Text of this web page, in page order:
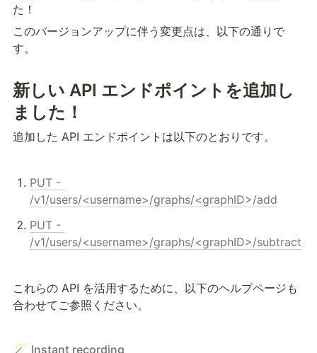
た！
このバージョンアップに伴う変更点は、以下の通りで
す。
新しい API エンドポイントを追加し
ました！
追加した API エンドポイントは以下のとおりです。
PUT -
/v1/users/<username>/graphs/<graphID>/add
PUT -
/v1/users/<username>/graphs/<graphID>/subtract
これらの API を活用するために、以下のヘルプページも
合わせてご参照ください。
🪄 Instant recording